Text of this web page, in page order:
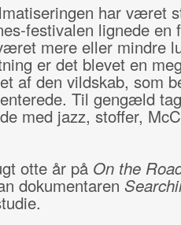
har været
festivalen lignede en
mere eller mindre
er det blevet en
af den vildskab, som
Til gengæld
med jazz, stoffer,
otte år på On the
dokumentaren